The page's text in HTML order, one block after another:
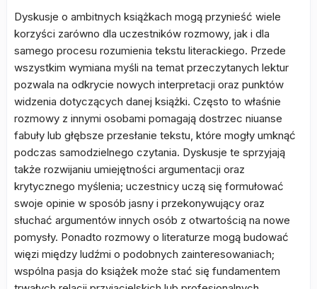
Dyskusje o ambitnych książkach mogą przynieść wiele
korzyści zarówno dla uczestników rozmowy, jak i dla
samego procesu rozumienia tekstu literackiego. Przede
wszystkim wymiana myśli na temat przeczytanych lektur
pozwala na odkrycie nowych interpretacji oraz punktów
widzenia dotyczących danej książki. Często to właśnie
rozmowy z innymi osobami pomagają dostrzec niuanse
fabuły lub głębsze przesłanie tekstu, które mogły umknąć
podczas samodzielnego czytania. Dyskusje te sprzyjają
także rozwijaniu umiejętności argumentacji oraz
krytycznego myślenia; uczestnicy uczą się formułować
swoje opinie w sposób jasny i przekonywujący oraz
słuchać argumentów innych osób z otwartością na nowe
pomysły. Ponadto rozmowy o literaturze mogą budować
więzi między ludźmi o podobnych zainteresowaniach;
wspólna pasja do książek może stać się fundamentem